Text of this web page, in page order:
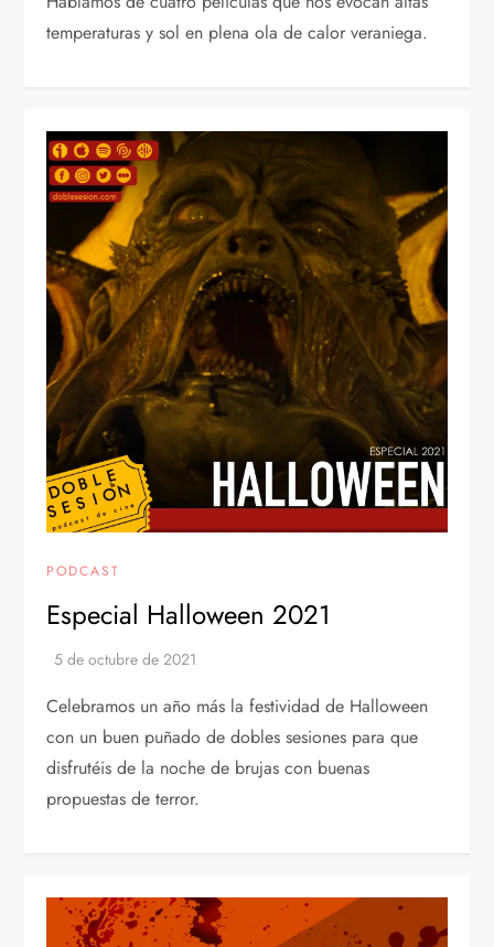
temperaturas y sol en plena ola de calor veraniega.
PODCAST
Especial Halloween 2021
Celebramos un año más la festividad de Halloween
con un buen puñado de dobles sesiones para que
disfrutéis de la noche de brujas con buenas
propuestas de terror.